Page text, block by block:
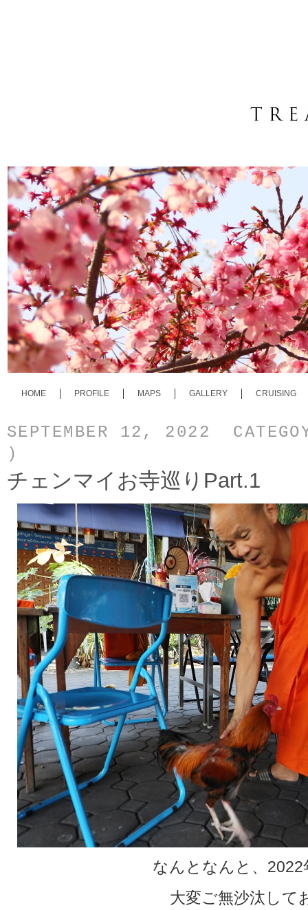
HOME PROFILE MAPS GALLERY CRUISING
SEPTEMBER 12, 2022
)
チェンマイお寺巡りPart.1
なんとなんと、2022
大変ご無沙汰して